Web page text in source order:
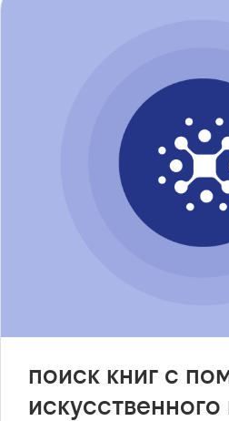
поиск книг с
искусственного